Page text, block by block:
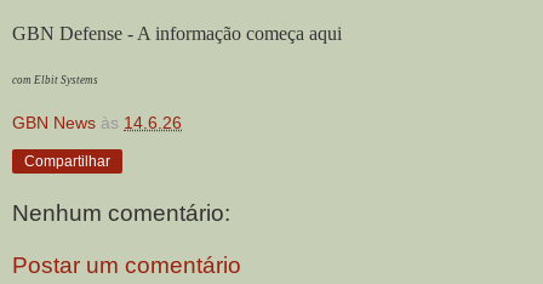
GBN Defense - A informação começa aqui
com Elbit Systems
GBN News às 14.6.26
Compartilhar
Nenhum comentário:
Postar um comentário